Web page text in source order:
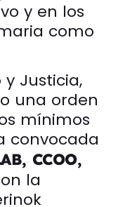
y en los
como
Justicia,
una orden
mínimos
convocada
CCOO,
la